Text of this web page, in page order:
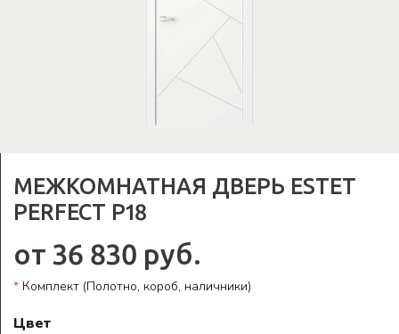
МЕЖКОМНАТНАЯ ДВЕРЬ ESTET
PERFECT P18
от 36 830 руб.
* Комплект (Полотно, короб, наличники)
Цвет